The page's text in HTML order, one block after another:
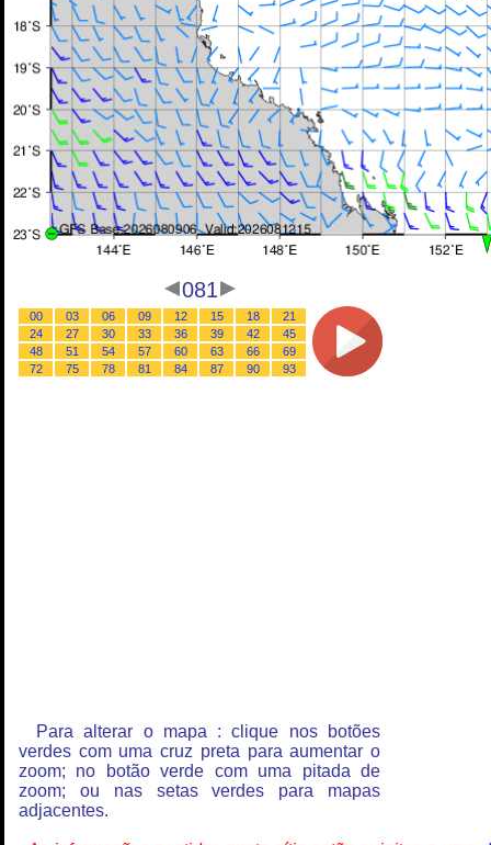
081
00 03 06 09 12 15 18
21
24
27 30 33 36 39 42
45
48
51 54 57 60 63 66
69
72
75 78 81 84 87 90 93
Para alterar o mapa : clique nos botões
verdes com uma cruz preta para aumentar o
zoom; no botão verde com uma pitada de
zoom; ou nas setas verdes para mapas
adjacentes.